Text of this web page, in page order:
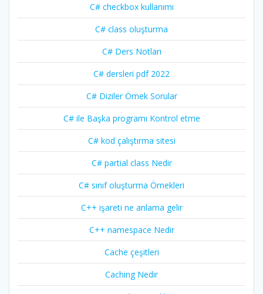
C# checkbox kullanımı
C# class oluşturma
C# Ders Notları
C# dersleri pdf 2022
C# Diziler Örnek Sorular
C# ile Başka programı Kontrol etme
C# kod çalıştırma sitesi
C# partial class Nedir
C# sınıf oluşturma Örnekleri
C++ işareti ne anlama gelir
C++ namespace Nedir
Cache çeşitleri
Caching Nedir